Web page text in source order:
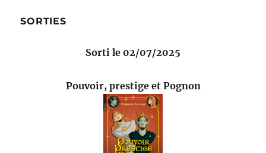
SORTIES
Sorti le 02/07/2025
Pouvoir, prestige et Pognon